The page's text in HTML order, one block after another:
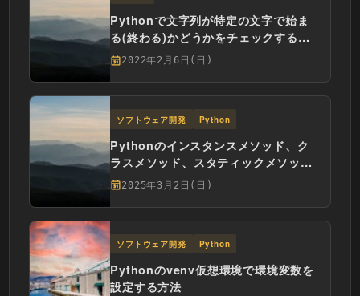
Pythonで文字列が特定の文字で始ま
る(終わる)かどうかをチェックする方
法2022年2月6日(日)
ソフトウェア開発 Python
Pythonのインスタンスメソッド、ク
ラスメソッド、スタティックメソッド
の使い分け
2025年3月2日(日)
ソフトウェア開発 Python
Pythonのvenv仮想環境で環境変数を
設定する方法